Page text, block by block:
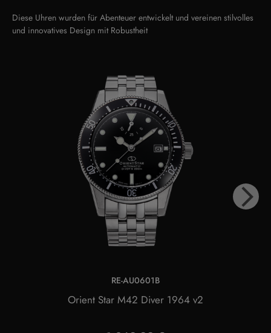
Diese Uhren wurden für Abenteuer entwickelt und vereinen stilvolles
und innovatives Design mit Robustheit
RE-AU0601B
Orient Star M42 Diver 1964 v2